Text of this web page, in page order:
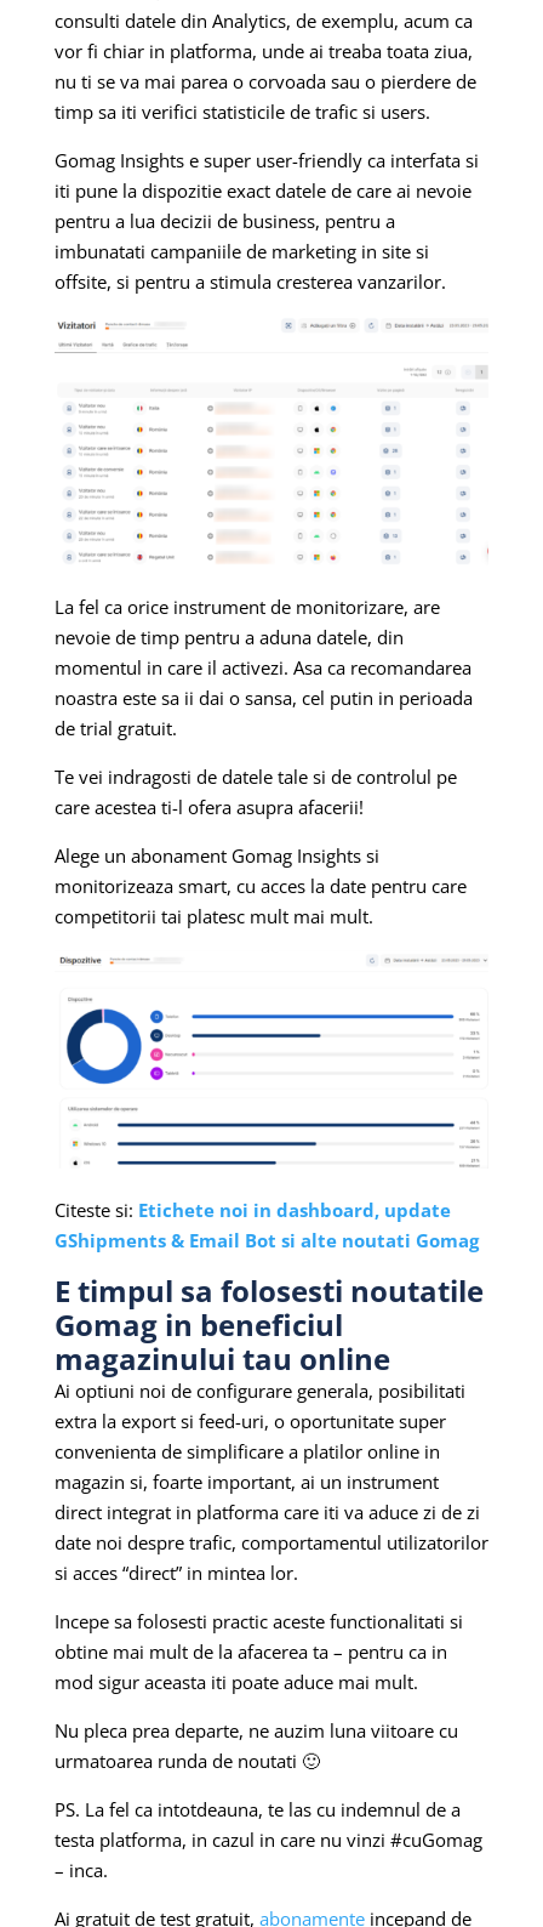
consulti datele din Analytics, de exemplu, acum ca
vor fi chiar in platforma, unde ai treaba toata ziua,
nu ti se va mai parea o corvoada sau o pierdere de
timp sa iti verifici statisticile de trafic si users.
Gomag Insights e super user-friendly ca interfata si
iti pune la dispozitie exact datele de care ai nevoie
pentru a lua decizii de business, pentru a
imbunatati campaniile de marketing in site si
offsite, si pentru a stimula cresterea vanzarilor.
La fel ca orice instrument de monitorizare, are
nevoie de timp pentru a aduna datele, din
momentul in care il activezi. Asa ca recomandarea
noastra este sa ii dai o sansa, cel putin in perioada
de trial gratuit.
Te vei indragosti de datele tale si de controlul pe
care acestea ti-l ofera asupra afacerii!
Alege un abonament Gomag Insights si
monitorizeaza smart, cu acces la date pentru care
competitorii tai platesc mult mai mult.
Citeste si: Etichete noi in dashboard, update
GShipments & Email Bot si alte noutati Gomag
E timpul sa folosesti noutatile
Gomag in beneficiul
magazinului tau online
Ai optiuni noi de configurare generala, posibilitati
extra la export si feed-uri, o oportunitate super
convenienta de simplificare a platilor online in
magazin si, foarte important, ai un instrument
direct integrat in platforma care iti va aduce zi de zi
date noi despre trafic, comportamentul utilizatorilor
si acces “direct” in mintea lor.
Incepe sa folosesti practic aceste functionalitati si
obtine mai mult de la afacerea ta – pentru ca in
mod sigur aceasta iti poate aduce mai mult.
Nu pleca prea departe, ne auzim luna viitoare cu
urmatoarea runda de noutati 🙂
PS. La fel ca intotdeauna, te las cu indemnul de a
testa platforma, in cazul in care nu vinzi #cuGomag
– inca.
Ai gratuit de test gratuit, abonamenteincepand de